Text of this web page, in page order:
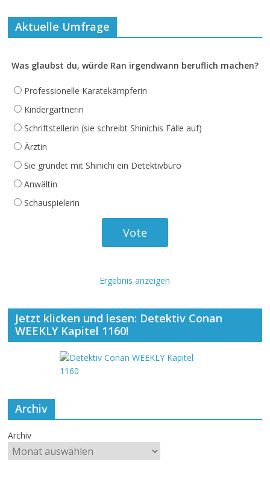
Aktuelle Umfrage
Was glaubst du, würde Ran irgendwann beruflich machen?
Professionelle Karatekämpferin
Kindergärtnerin
Schriftstellerin (sie schreibt Shinichis Fälle auf)
Ärztin
Sie gründet mit Shinichi ein Detektivbüro
Anwältin
Schauspielerin
Ergebnis anzeigen
Jetzt klicken und lesen: Detektiv Conan
WEEKLY Kapitel 1160!
Archiv
Archiv